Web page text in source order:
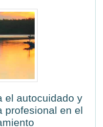
el autocuidado y
profesional en el